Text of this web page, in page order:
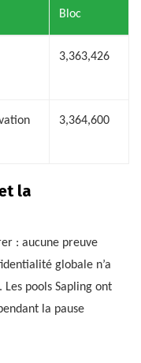
Bloc
3,363,426
3,364,600
la
: aucune preuve
globale n’a
pools Sapling ont
la pause